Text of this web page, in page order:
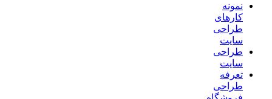
نمونه
کارهای
طراحی
سایت
طراحی
سایت
تعرفه
طراحی